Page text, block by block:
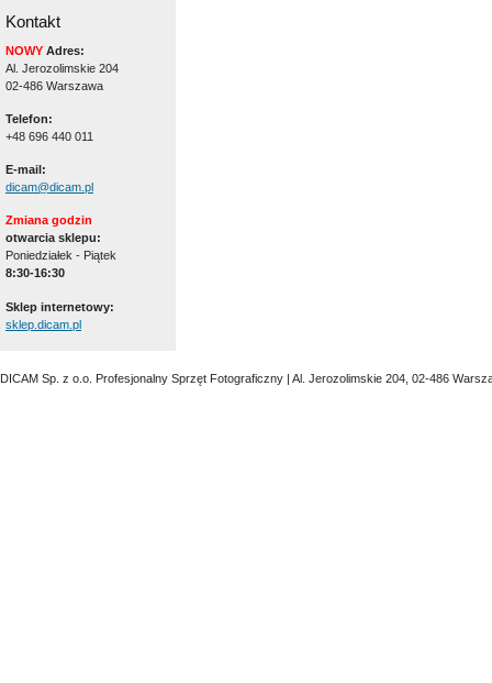
Kontakt
NOWY Adres:
Al. Jerozolimskie 204
02-486 Warszawa
Telefon:
+48 696 440 011
E-mail:
dicam@dicam.pl
Zmiana godzin
otwarcia sklepu:
Poniedziałek - Piątek
8:30-16:30
Sklep internetowy:
sklep.dicam.pl
DICAM Sp. z o.o. Profesjonalny Sprzęt Fotograficzny | Al. Jerozolimskie 204, 02-486